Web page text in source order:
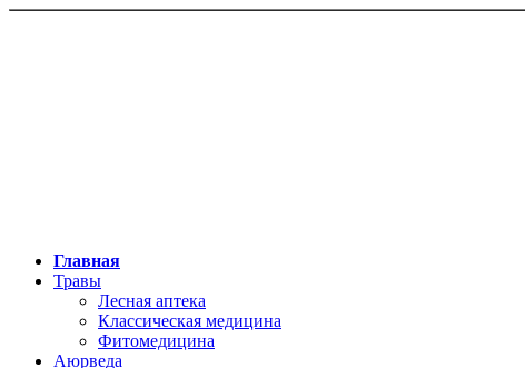
Главная
Травы
Лесная аптека
Классическая медицина
Фитомедицина
Аюрведа